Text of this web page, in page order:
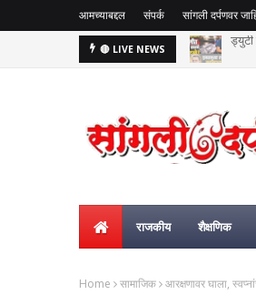
आमच्याबद्दल संपर्क सांगली दर्पणवर
🔴 LIVE NEWS
राजकीय शैक्षणिक
Home सामाजिक आरक्षणावर घाला,